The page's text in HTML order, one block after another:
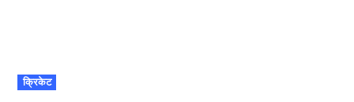
POSTED
IN
क्रिकेट